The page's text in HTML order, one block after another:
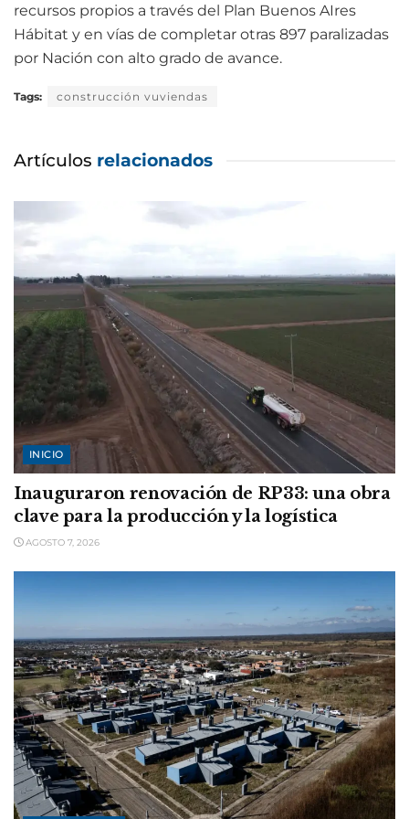
recursos propios a través del Plan Buenos AIres
Hábitat y en vías de completar otras 897 paralizadas
por Nación con alto grado de avance.
Tags: construcción vuviendas
Artículos relacionados
INICIO
Inauguraron renovación de RP33: una obra
clave para la producción y la logística
AGOSTO 7, 2026